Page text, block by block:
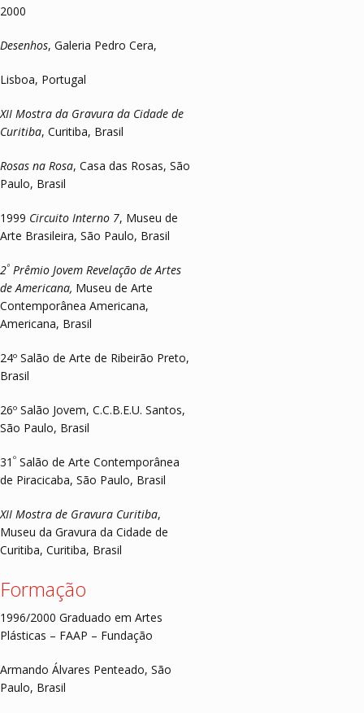
2000
Desenhos, Galeria Pedro Cera,
Lisboa, Portugal
XII Mostra da Gravura da Cidade de
Curitiba, Curitiba, Brasil
Rosas na Rosa, Casa das Rosas, São
Paulo, Brasil
1999 Circuito Interno 7, Museu de
Arte Brasileira, São Paulo, Brasil
2º Prêmio Jovem Revelação de Artes
de Americana, Museu de Arte
Contemporânea Americana,
Americana, Brasil
24º Salão de Arte de Ribeirão Preto,
Brasil
26º Salão Jovem, C.C.B.E.U. Santos,
São Paulo, Brasil
31 º Salão de Arte Contemporânea
de Piracicaba, São Paulo, Brasil
XII Mostra de Gravura Curitiba,
Museu da Gravura da Cidade de
Curitiba, Curitiba, Brasil
Formação
1996/2000 Graduado em Artes
Plásticas – FAAP – Fundação
Armando Álvares Penteado, São
Paulo, Brasil